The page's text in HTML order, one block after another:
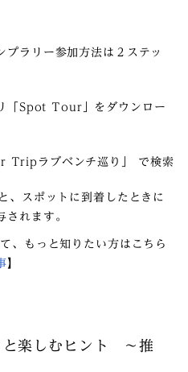
プラリー参加方法は２ステッ
「Spot Tour」をダウンロー
Tripラブベンチ巡り」 で検索
スポットに到着したときに
されます。
、もっと知りたい方はこちら
】
と楽しむヒント ～推